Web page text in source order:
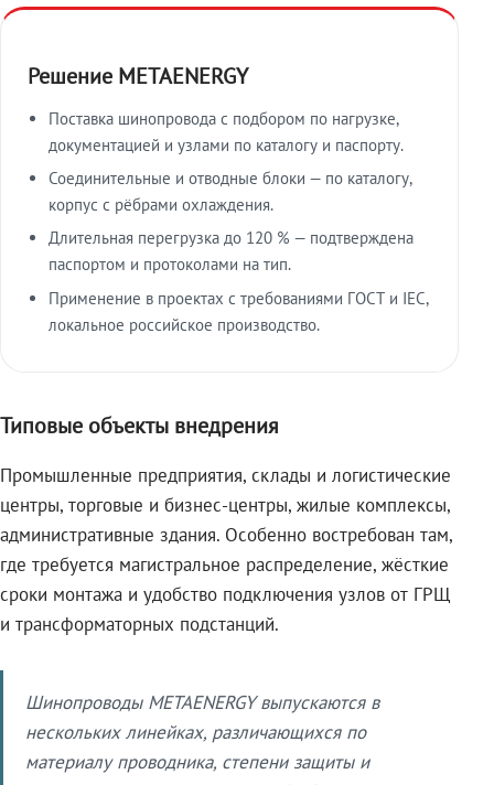
Решение METAENERGY
Поставка шинопровода с подбором по нагрузке,
документацией и узлами по каталогу и паспорту.
Соединительные и отводные блоки — по каталогу,
корпус с рёбрами охлаждения.
Длительная перегрузка до 120 % — подтверждена
паспортом и протоколами на тип.
Применение в проектах с требованиями ГОСТ и IEC,
локальное российское производство.
Типовые объекты внедрения
Промышленные предприятия, склады и логистические
центры, торговые и бизнес-центры, жилые комплексы,
административные здания. Особенно востребован там,
где требуется магистральное распределение, жёсткие
сроки монтажа и удобство подключения узлов от ГРЩ
и трансформаторных подстанций.
Шинопроводы METAENERGY выпускаются в
нескольких линейках, различающихся по
материалу проводника, степени защиты и